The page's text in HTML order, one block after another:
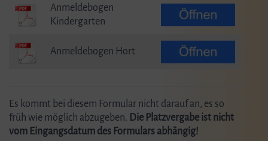
Anmeldebogen
Kindergarten
Anmeldebogen Hort
Es kommt bei diesem Formular nicht darauf an, es so
früh wie möglich abzugeben. Die Platzvergabe ist nicht
vom Eingangsdatum des Formulars abhängig!